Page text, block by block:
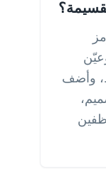
وأضف